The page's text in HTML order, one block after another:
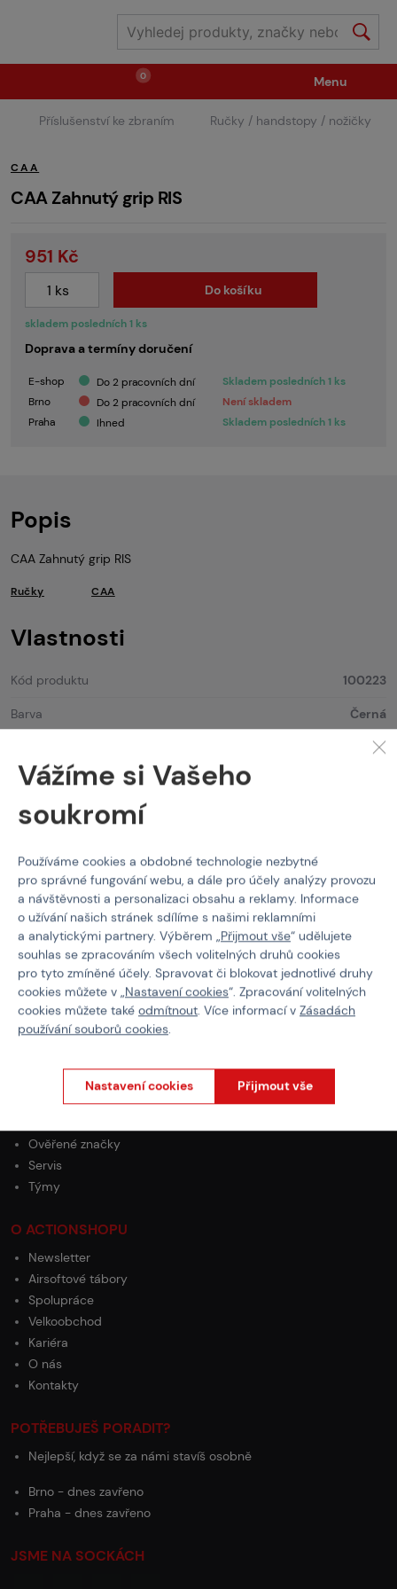
0
Zbraně Střelivo / plyny
Náhradní díly / upgrade Příslušenství ke zbraním
Výstroj Oblečení / boty
II.Jakost Vstupenky na akce
GRINDS
Menu
Příslušenství ke zbraním Ručky / handstopy / nožičky
CAA
CAA Zahnutý grip RIS
skladem posledních 1 ks
951 Kč
Do košíku
Doprava a termíny doručení
E-shop Do 2 pracovních dní
Skladem posledních 1 ks
Brno
Do 2 pracovních dní
Není skladem
Praha
Ihned Skladem posledních 1 ks
Popis
CAA Zahnutý grip RIS
Ručky CAA
Vlastnosti
Kód produktu 100223
Barva Černá
RIS
O NÁKUPU
Platba
Doprava
Obchodní podmínky
Všeobecné podmínky programu Týmy
Reklamační řád
Odstoupení od smlouvy
Ochrana osobních údajů
Paintballshop.cz
Články
Ověřené značky
Servis
Týmy
O ACTIONSHOPU
Newsletter
Airsoftové tábory
Spolupráce
Velkoobchod
Kariéra
O nás
Kontakty
POTŘEBUJEŠ PORADIT?
Nejlepší, když se za námi stavíš osobně
Brno - dnes zavřeno
Praha - dnes zavřeno
JSME NA SOCKÁCH
Vážíme si Vašeho
soukromí
Používáme cookies a obdobné technologie nezbytné
pro správné fungování webu, a dále pro účely analýzy provozu
a návštěvnosti a personalizaci obsahu a reklamy. Informace
o užívání našich stránek sdílíme s našimi reklamními
a analytickými partnery. Výběrem „Přijmout vše“ udělujete
souhlas se zpracováním všech volitelných druhů cookies
pro tyto zmíněné účely. Spravovat či blokovat jednotlivé druhy
cookies můžete v „Nastavení cookies“. Zpracování volitelných
cookies můžete také odmítnout. Více informací v Zásadách
používání souborů cookies.
Nastavení cookies Přijmout vše